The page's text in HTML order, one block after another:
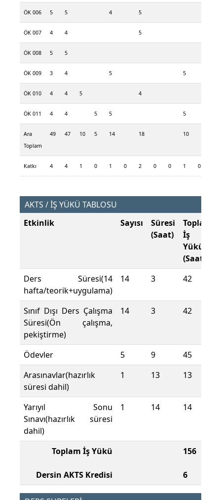
ÖK 006 5 5 4 5
ÖK 007 4 4 5
ÖK 008 5 5
ÖK 009 3 4 5 5
ÖK 010 4 4 5 4
ÖK 011 4 4 5 5 5
Ara
Toplam
49 47 10 5 14 18 10
Katkı 4 4 1 0 1 0 2 0 0 1 0
AKTS / İŞ YÜKÜ TABLOSU
Etkinlik
Sayısı
Süresi
(Saat)
Toplam
İş
Yükü
(Saat)
Ders Süresi(14
hafta/teorik+uygulama)
14 3 42
Sınıf Dışı Ders Çalışma
Süresi(Ön çalışma,
pekiştirme)
14 3 42
Ödevler 5 9
45
Arasınavlar(hazırlık
süresi dahil)
1 13 13
Yarıyıl Sonu
Sınavı(hazırlık süresi
dahil)
1 14 14
Toplam İş Yükü
Dersin AKTS Kredisi
156
6